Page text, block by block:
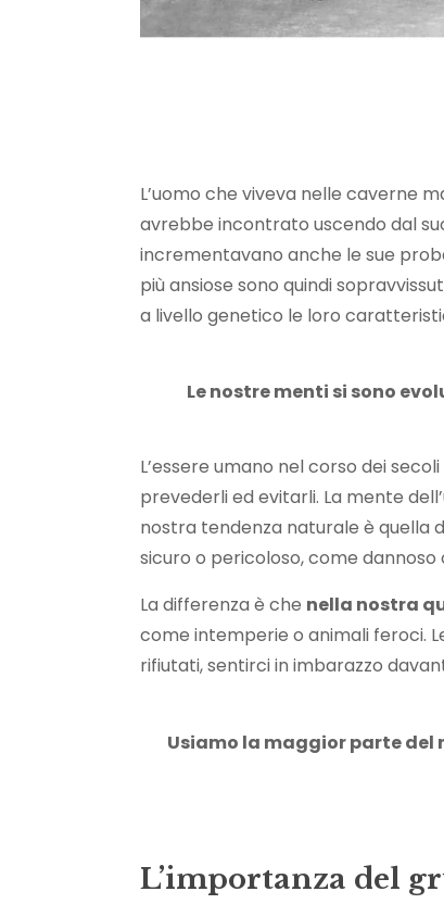
L’uomo che viveva nelle caverne
avrebbe incontrato uscendo dal
incrementavano anche le sue
più ansiose sono quindi
a livello genetico le loro
Le nostre menti si sono
L’essere umano nel corso dei
prevederli ed evitarli. La mente
nostra tendenza naturale è quella
sicuro o pericoloso, come
La differenza è che nella nostra
come intemperie o animali feroci.
rifiutati, sentirci in imbarazzo
Usiamo la maggior parte del
L’importanza del